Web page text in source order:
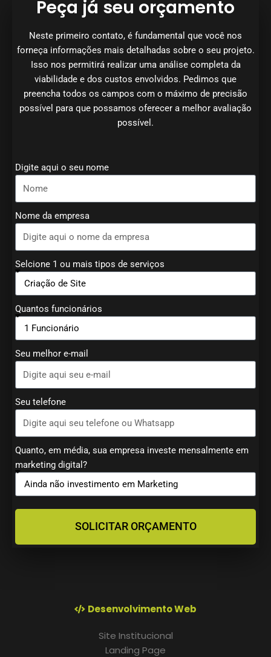
Peça já seu orçamento
Neste primeiro contato, é fundamental que você nos
forneça informações mais detalhadas sobre o seu projeto.
Isso nos permitirá realizar uma análise completa da
viabilidade e dos custos envolvidos. Pedimos que
preencha todos os campos com o máximo de precisão
possível para que possamos oferecer a melhor avaliação
possível.
Digite aqui o seu nome
Nome da empresa
Selcione 1 ou mais tipos de serviços
Quantos funcionários
Seu melhor e-mail
Seu telefone
Quanto, em média, sua empresa investe mensalmente em
marketing digital?
SOLICITAR ORÇAMENTO
Desenvolvimento Web
Site Institucional
Landing Page